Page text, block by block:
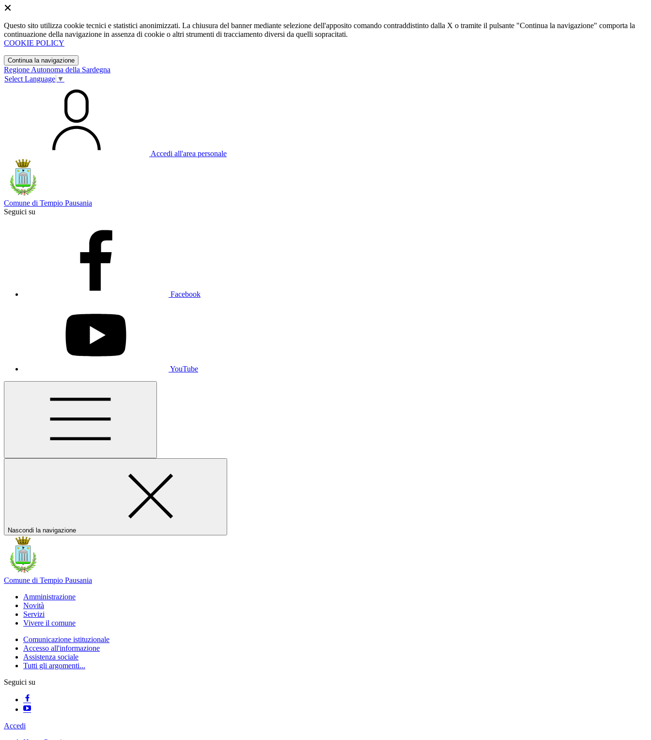
Questo sito utilizza cookie tecnici e statistici anonimizzati. La chiusura del banner mediante selezione dell'apposito comando contraddistinto dalla X o tramite il pulsante "Continua la navigazione" comporta la
continuazione della navigazione in assenza di cookie o altri strumenti di tracciamento diversi da quelli sopracitati.
COOKIE POLICY
Continua la navigazione
Regione Autonoma della Sardegna
Select Language ▼
Accedi all'area personale
Comune di Tempio Pausania
Seguici su
Facebook
YouTube
Nascondi la navigazione
Comune di Tempio Pausania
Amministrazione
Novità
Servizi
Vivere il comune
Comunicazione istituzionale
Accesso all'informazione
Assistenza sociale
Tutti gli argomenti...
Seguici su
Accedi